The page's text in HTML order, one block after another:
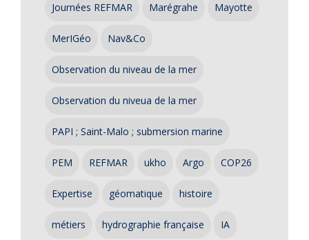
Journées REFMAR Marégrahe Mayotte
MerIGéo Nav&Co
Observation du niveau de la mer
Observation du niveua de la mer
PAPI ; Saint-Malo ; submersion marine
PEM REFMAR ukho Argo COP26
Expertise géomatique histoire
métiers hydrographie française IA